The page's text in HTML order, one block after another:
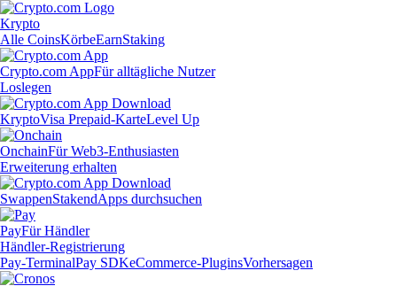
Krypto
Alle CoinsKörbeEarnStaking
Crypto.com AppFür alltägliche Nutzer
Loslegen
KryptoVisa Prepaid-KarteLevel Up
OnchainFür Web3-Enthusiasten
Erweiterung erhalten
SwappenStakendApps durchsuchen
PayFür Händler
Händler-Registrierung
Pay-TerminalPay SDKeCommerce-PluginsVorhersagen